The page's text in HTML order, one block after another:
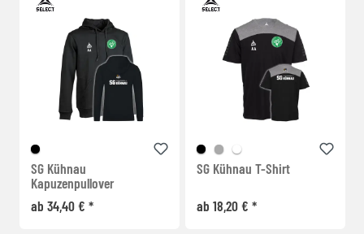
SG Kühnau
Kapuzenpullover
ab 34,40 € *
SG Kühnau T-Shirt
ab 18,20 € *